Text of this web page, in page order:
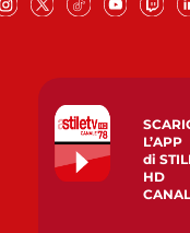
L’APP
di
HD